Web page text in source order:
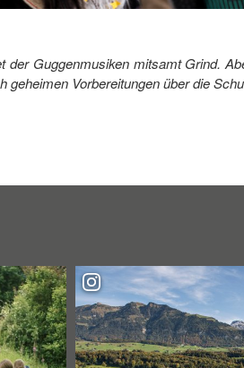
Guggenmusiken mitsamt Grind.
geheimen Vorbereitungen über die